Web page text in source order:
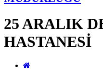
25 ARALIK
HASTANESİ